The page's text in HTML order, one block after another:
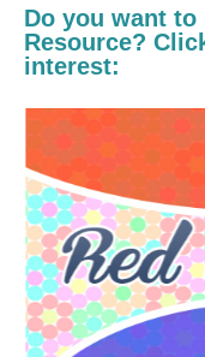
Do you want
Resource?
interest: